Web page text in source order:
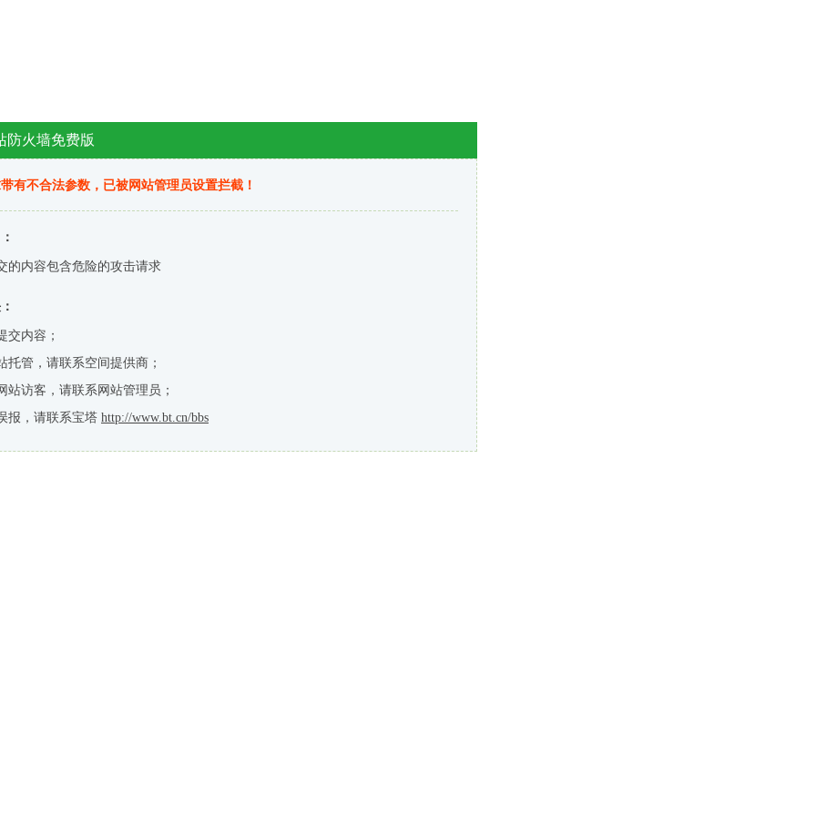
防火墙免费版
有不合法参数，已被网站管理员设置拦截！
的内容包含危险的攻击请求
交内容；
托管，请联系空间提供商；
站访客，请联系网站管理员；
报，请联系宝塔 http://www.bt.cn/bbs